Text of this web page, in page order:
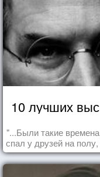
10 лучших
"...Были такие
спал у друзей на